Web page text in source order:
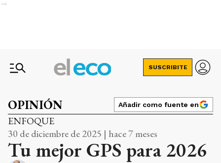
Ads
SUSCRIBITE
OPINIÓN Añadir como fuente en
ENFOQUE
30 de diciembre de 2025 | hace 7 meses
Tu mejor GPS para 2026